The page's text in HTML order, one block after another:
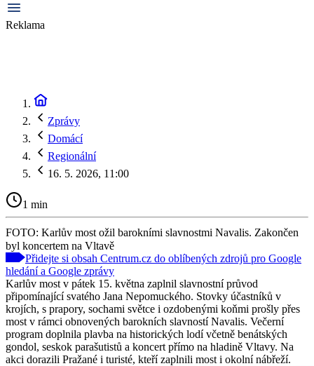
Reklama
Zprávy
Domácí
Regionální
16. 5. 2026, 11:00
1 min
FOTO: Karlův most ožil barokními slavnostmi Navalis. Zakončen
byl koncertem na Vltavě
Přidejte si obsah Centrum.cz do oblíbených zdrojů pro Google
hledání a Google zprávy
Karlův most v pátek 15. května zaplnil slavnostní průvod
připomínající svatého Jana Nepomuckého. Stovky účastníků v
krojích, s prapory, sochami světce i ozdobenými koňmi prošly přes
most v rámci obnovených barokních slavností Navalis. Večerní
program doplnila plavba na historických lodí včetně benátských
gondol, seskok parašutistů a koncert přímo na hladině Vltavy. Na
akci dorazili Pražané i turisté, kteří zaplnili most i okolní nábřeží.